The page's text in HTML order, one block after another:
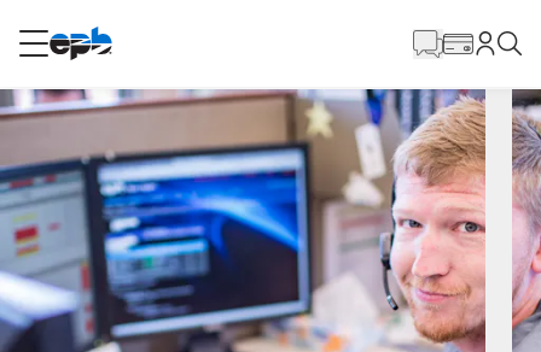
RESIDENCIAL
Internet
Energía
Televisión
principal